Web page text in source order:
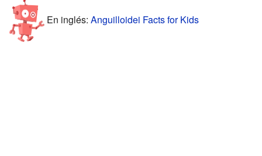
En inglés: Anguilloidei Facts for Kids